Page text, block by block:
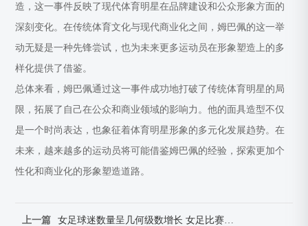
造，这一事件反映了现代体育明星在品牌建设和公众形象方面的
深刻变化。在传统体育文化与现代商业化之间，姆巴佩的这一举
动无疑是一种先锋尝试，也为未来更多运动员在形象塑造上的多
样化提供了借鉴。
总体来看，姆巴佩通过这一事件成功地打破了传统体育明星的局
限，拓展了自己在公众和商业领域的影响力。他的面具造型不仅
是一个时尚表达，也象征着体育明星形象的多元化发展趋势。在
未来，越来越多的运动员将可能借鉴姆巴佩的经验，探索更加个
性化和商业化的形象塑造道路。
上一篇